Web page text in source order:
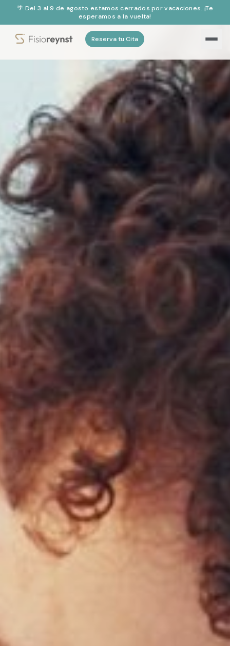
🌴 Del 3 al 9 de agosto estamos cerrados por vacaciones. ¡Te
esperamos a la vuelta!
Reserva tu Cita